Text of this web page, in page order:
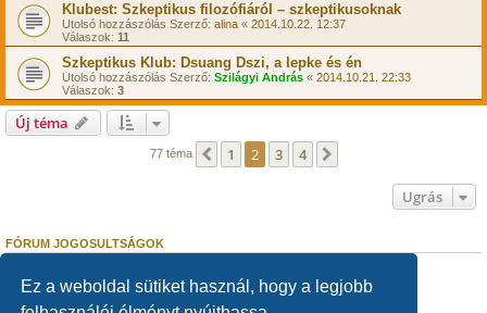
Ez a weboldal sütiket használ, hogy a legjobb
Klubest: Szkeptikus filozófiáról – szkeptikusoknak
Utolsó hozzászólás Szerző: alina « 2014.10.22. 12:37
Válaszok: 11
Szkeptikus Klub: Dsuang Dszi, a lepke és én
Utolsó hozzászólás Szerző: Szilágyi András « 2014.10.21. 22:33
Válaszok: 3
Új téma
77 téma Előző
1 2 3 4
Ugrás
FÓRUM JOGOSULTSÁGOK
Nem válaszolhatsz egy témára ebben a fórumban.
Nemszerkesztheted a hozzászólásaidat ebben a fórumban.
Nemtörölheted a hozzászólásaidat ebben a fórumban.